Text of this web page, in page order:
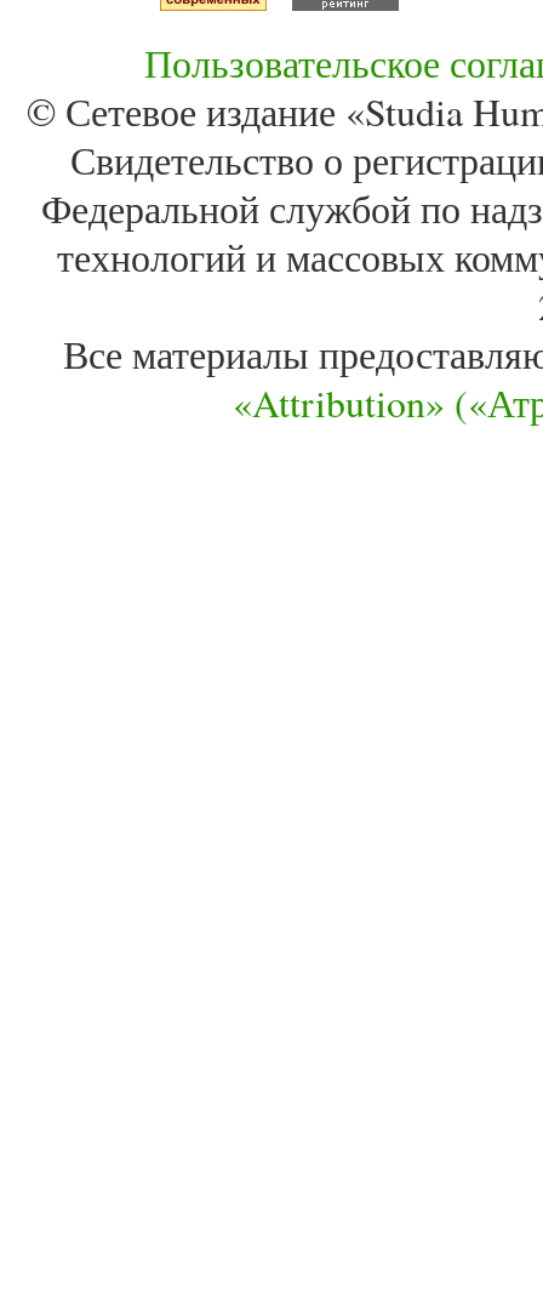
Пользовательское
© Сетевое издание «Studia
Свидетельство о
Федеральной службой по
технологий и массовых
Все материалы
«Attribution»